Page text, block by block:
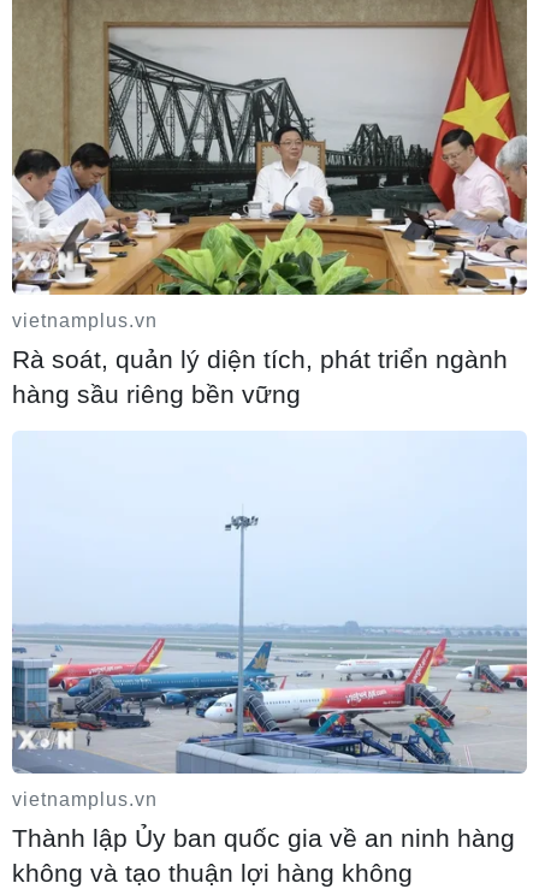
Phát hiện tàu chở hơn 70.000 lít dầu FO
không rõ nguồn gốc trên biển Hải Phòng
10/08/2026 14:08
Tập trung nguồn lực đẩy nhanh xác định
danh tính hài cốt liệt sỹ
10/08/2026 14:02
vietnamplus.vn
Rà soát, quản lý diện tích, phát triển ngành
hàng sầu riêng bền vững
vietnamplus.vn
Thành lập Ủy ban quốc gia về an ninh hàng
không và tạo thuận lợi hàng không